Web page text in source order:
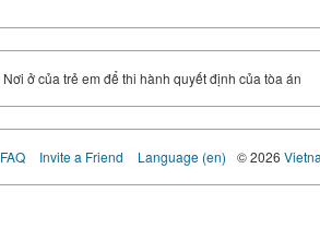
Nơi ở của trẻ em để thi hành quyết định của tòa án
FAQ Invite a Friend Language (en) © 2026